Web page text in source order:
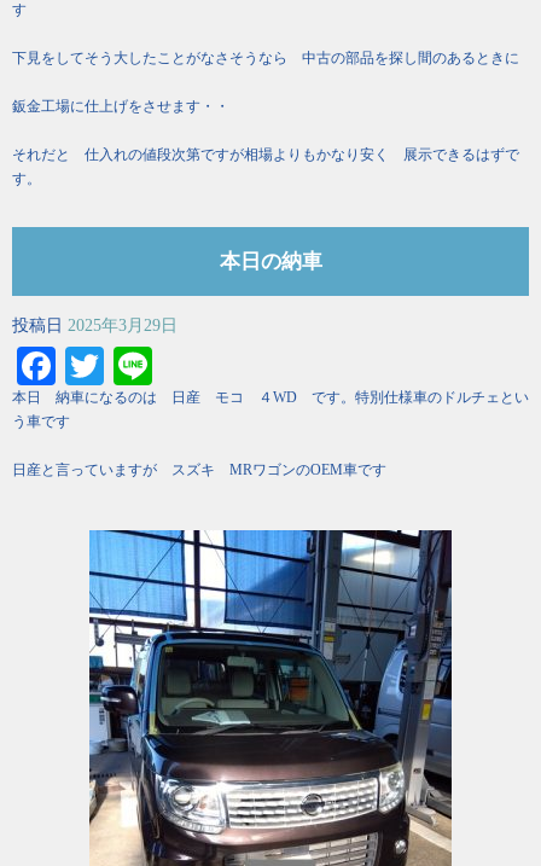
す
下見をしてそう大したことがなさそうなら 中古の部品を探し間のあるときに
鈑金工場に仕上げをさせます・・
それだと 仕入れの値段次第ですが相場よりもかなり安く 展示できるはずで
す。
本日の納車
投稿日 2025年3月29日
Facebook
Twitter
本日 納車になるのは 日産 モコ ４WD です。特別仕様車のドルチェとい
う車です
日産と言っていますが スズキ MRワゴンのOEM車です